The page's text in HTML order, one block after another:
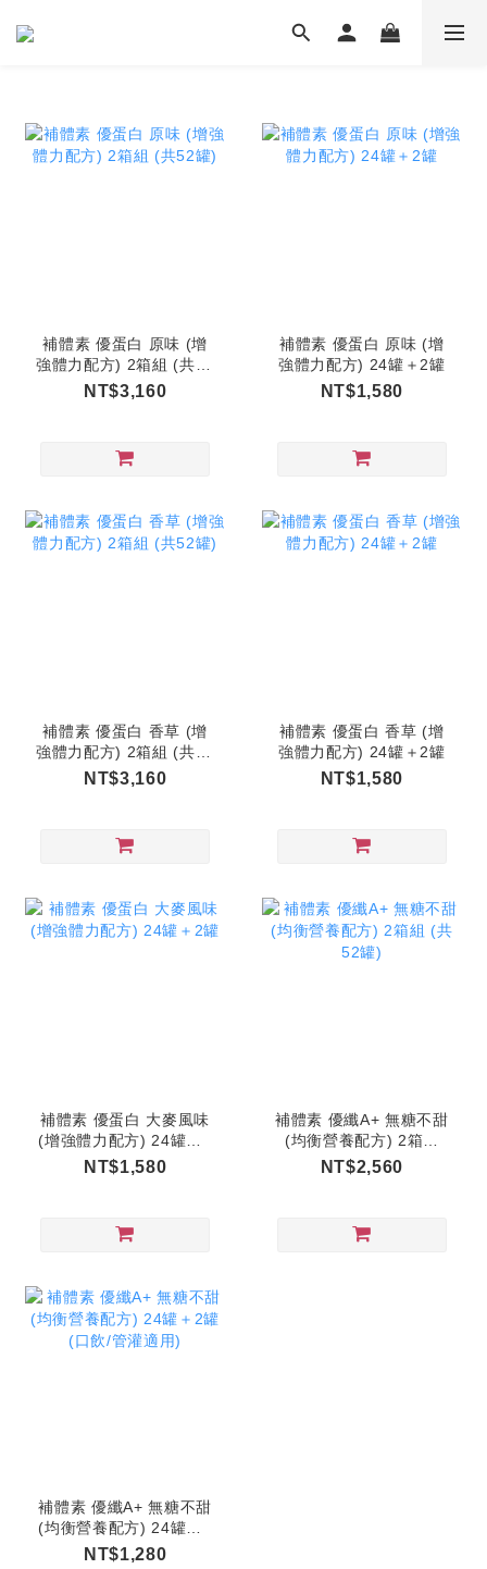
補體素 優蛋白 原味 (增
強體力配方) 2箱組 (共52
罐)
NT$3,160
補體素 優蛋白 原味 (增
強體力配方) 24罐＋2罐
NT$1,580
補體素 優蛋白 香草 (增
強體力配方) 2箱組 (共52
罐)
NT$3,160
補體素 優蛋白 香草 (增
強體力配方) 24罐＋2罐
NT$1,580
補體素 優蛋白 大麥風味
(增強體力配方) 24罐＋2
罐
NT$1,580
補體素 優纖A+ 無糖不甜
(均衡營養配方) 2箱組
(共52罐)
NT$2,560
補體素 優纖A+ 無糖不甜
(均衡營養配方) 24罐＋2
罐 (口飲/管灌適用)
NT$1,280